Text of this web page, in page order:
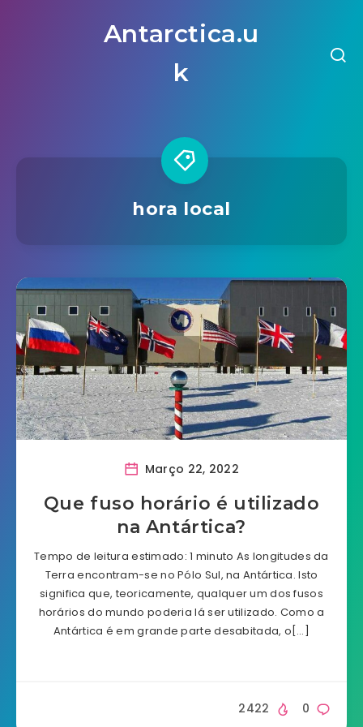
Antarctica.u
k
hora local
Março 22, 2022
Que fuso horário é utilizado
na Antártica?
Tempo de leitura estimado: 1 minuto As longitudes da
Terra encontram-se no Pólo Sul, na Antártica. Isto
significa que, teoricamente, qualquer um dos fusos
horários do mundo poderia lá ser utilizado. Como a
Antártica é em grande parte desabitada, o[…]
0
2422